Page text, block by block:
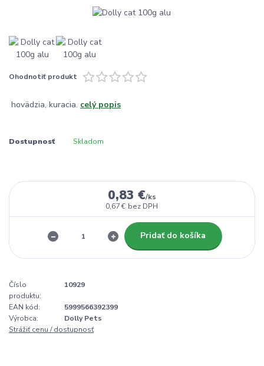
Ohodnotiť produkt
hovädzia, kuracia. celý popis
Dostupnosť Skladom
0,83 €/ks
0,67 € bez DPH
Pridať do košíka
Číslo
produktu:
10929
EAN kód:
5999566392399
Výrobca:
Dolly Pets
Strážiť cenu / dostupnosť